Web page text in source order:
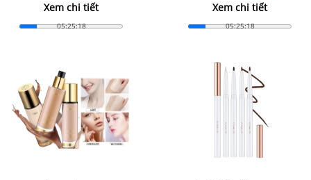
Xem chi tiết
05:25:16
Xem chi tiết
05:25:16